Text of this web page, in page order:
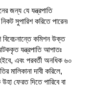
জন্য যে যন্ত্রপাতি
সুপারিশ করিতে পারেন৷
কমিশন উক্ত
যন্ত্রপাতি আপাতঃ
এবং পরবর্তী অনধিক ৬০
মালিকানা দাবী করিলে,
ফেরত দিতে পারিবে বা